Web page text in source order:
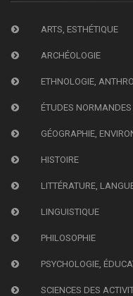
ARTS, ESTHÉTIQUE
ARCHÉOLOGIE
ETHNOLOGIE,
ÉTUDES NORMANDES
GÉOGRAPHIE,
HISTOIRE
LITTÉRATURE,
LINGUISTIQUE
PHILOSOPHIE
PSYCHOLOGIE,
SCIENCES DES